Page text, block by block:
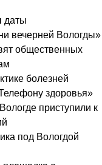
даты
вечерней Вологды»
общественных
болезней
здоровья»
приступили к
под Вологдой